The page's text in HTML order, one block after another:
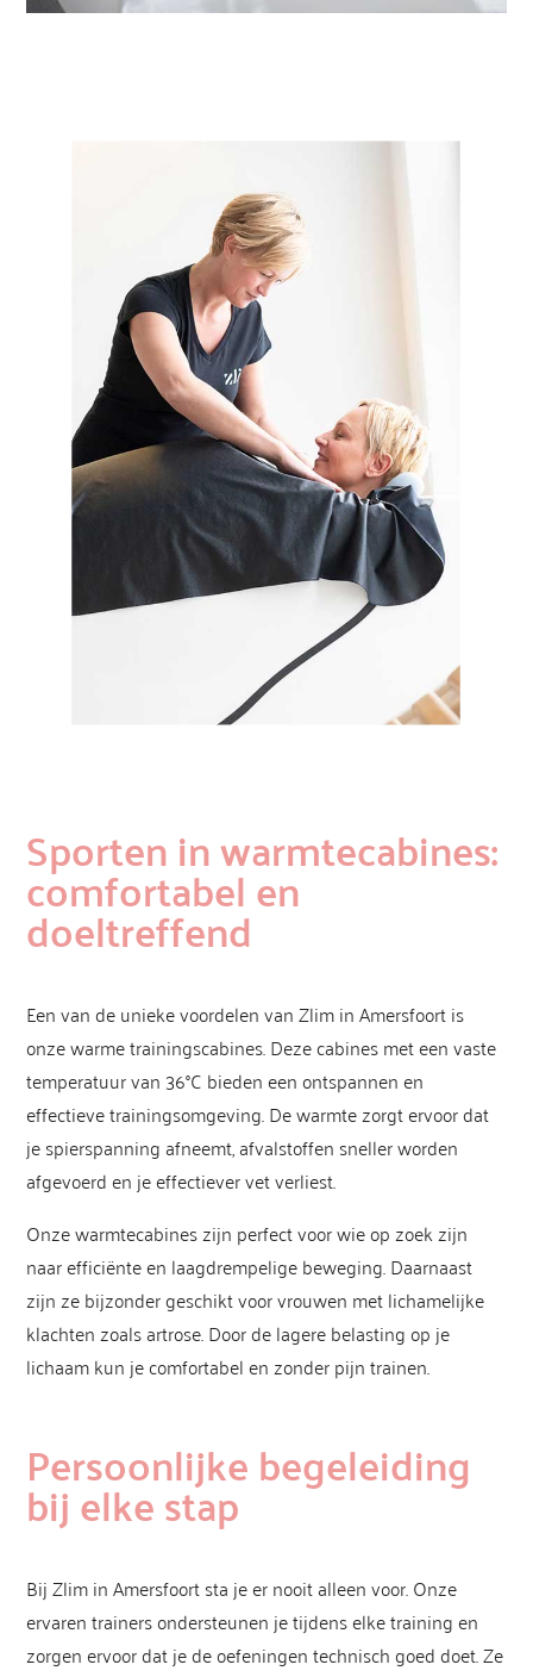
Sporten in warmtecabines:
comfortabel en
doeltreffend
Een van de unieke voordelen van Zlim in Amersfoort is
onze warme trainingscabines. Deze cabines met een vaste
temperatuur van 36°C bieden een ontspannen en
effectieve trainingsomgeving. De warmte zorgt ervoor dat
je spierspanning afneemt, afvalstoffen sneller worden
afgevoerd en je effectiever vet verliest.
Onze warmtecabines zijn perfect voor wie op zoek zijn
naar efficiënte en laagdrempelige beweging. Daarnaast
zijn ze bijzonder geschikt voor vrouwen met lichamelijke
klachten zoals artrose. Door de lagere belasting op je
lichaam kun je comfortabel en zonder pijn trainen.
Persoonlijke begeleiding
bij elke stap
Bij Zlim in Amersfoort sta je er nooit alleen voor. Onze
ervaren trainers ondersteunen je tijdens elke training en
zorgen ervoor dat je de oefeningen technisch goed doet. Ze